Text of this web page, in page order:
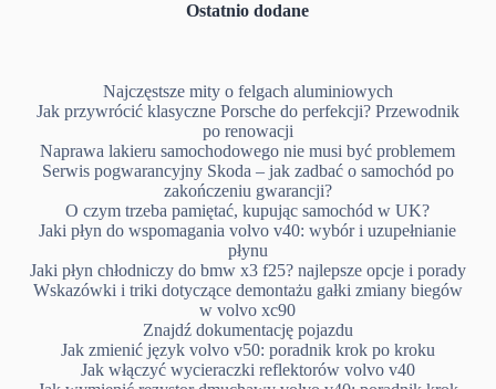
Ostatnio dodane
Najczęstsze mity o felgach aluminiowych
Jak przywrócić klasyczne Porsche do perfekcji? Przewodnik
po renowacji
Naprawa lakieru samochodowego nie musi być problemem
Serwis pogwarancyjny Skoda – jak zadbać o samochód po
zakończeniu gwarancji?
O czym trzeba pamiętać, kupując samochód w UK?
Jaki płyn do wspomagania volvo v40: wybór i uzupełnianie
płynu
Jaki płyn chłodniczy do bmw x3 f25? najlepsze opcje i porady
Wskazówki i triki dotyczące demontażu gałki zmiany biegów
w volvo xc90
Znajdź dokumentację pojazdu
Jak zmienić język volvo v50: poradnik krok po kroku
Jak włączyć wycieraczki reflektorów volvo v40